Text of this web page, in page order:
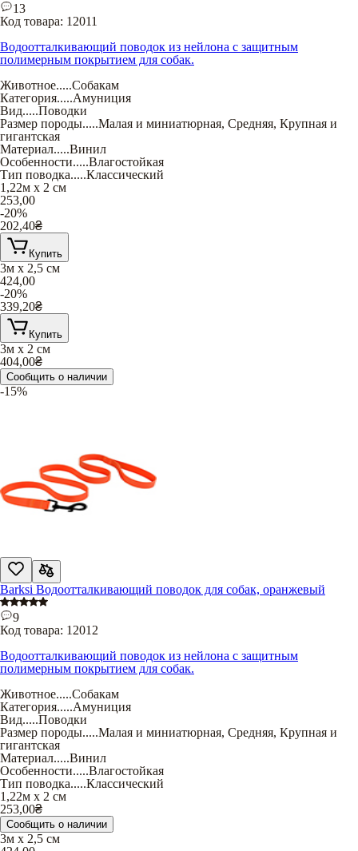
13
Код товара: 12011
Водоотталкивающий поводок из нейлона с защитным
полимерным покрытием для собак.
Животное.....Собакам
Категория.....Амуниция
Вид.....Поводки
Размер породы.....Малая и миниатюрная, Средняя, Крупная и
гигантская
Материал.....Винил
Особенности.....Влагостойкая
Тип поводка.....Классический
1,22м х 2 см
253,00
-20%
202,40₴
Купить
3м х 2,5 см
424,00
-20%
339,20₴
Купить
3м х 2 см
404,00₴
Сообщить о наличии
-15%
Barksi Водоотталкивающий поводок для собак, оранжевый
9
Код товара: 12012
Водоотталкивающий поводок из нейлона с защитным
полимерным покрытием для собак.
Животное.....Собакам
Категория.....Амуниция
Вид.....Поводки
Размер породы.....Малая и миниатюрная, Средняя, Крупная и
гигантская
Материал.....Винил
Особенности.....Влагостойкая
Тип поводка.....Классический
1,22м х 2 см
253,00₴
Сообщить о наличии
3м х 2,5 см